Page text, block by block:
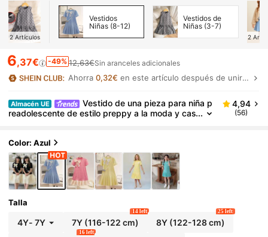
2 Artículos
Vestidos
Niñas (8-12)
Vestidos de
Niñas (3-7)
2
6,37€ -49% 12,63€Sin aranceles adicionales
Ahorra 0,32€ en este artículo después de unirte.
Almacén UE
Vestido de una pieza para niña p
readolescente de estilo preppy a la moda y cas
o de perla blanca contrastante en la parte delanter
a, dobladillo plisado y mangas abullonadas. Adecua
do para salidas diarias, la escuela, vacaciones al air
e libre y otras ocasiones, y se puede usar en prima
vera y verano.
4,94
(56)
Color: Azul
Talla
4Y- 7Y 7Y (116-122 cm)
14 left
8Y (122-128 cm)
25 left
16 left